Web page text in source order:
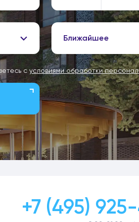
Ближайшее
с условиями обработки
+7 (495)